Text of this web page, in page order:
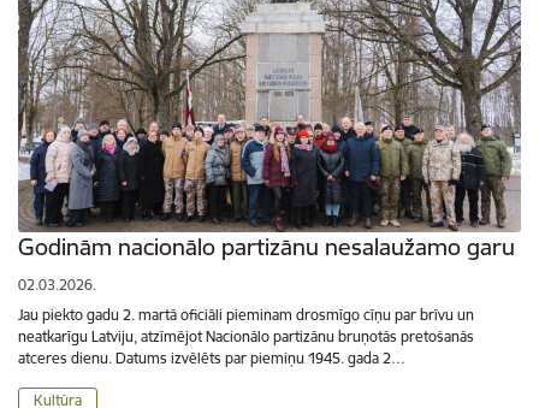
Godinām nacionālo partizānu nesalaužamo garu
02.03.2026.
Jau piekto gadu 2. martā oficiāli pieminam drosmīgo cīņu par brīvu un
neatkarīgu Latviju, atzīmējot Nacionālo partizānu bruņotās pretošanās
atceres dienu. Datums izvēlēts par piemiņu 1945. gada 2…
Kultūra